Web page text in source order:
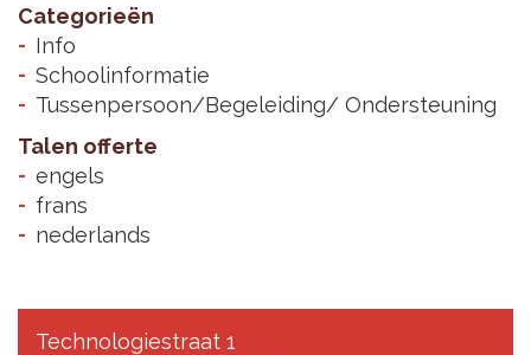
Categorieën
Info
Schoolinformatie
Tussenpersoon/Begeleiding/ Ondersteuning
Talen offerte
engels
frans
nederlands
Technologiestraat 1